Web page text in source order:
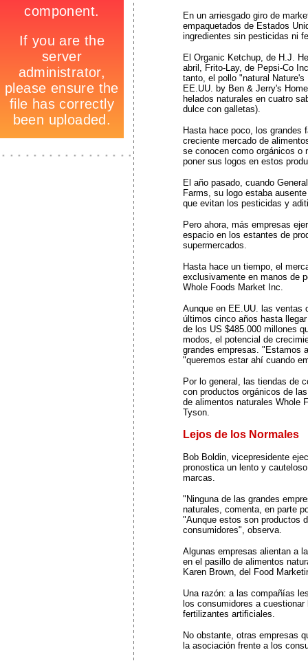
_
En un arriesgado giro de
empaquetados de Estados
ingredientes sin pesticidas ni
El Organic Ketchup, de H.J.
abril, Frito-Lay, de Pepsi-Co
tanto, el pollo "natural
EE.UU. by Ben & Jerry's
helados naturales en cuatro
dulce con galletas).
Hasta hace poco, los grandes
creciente mercado de
se conocen como orgánicos o
poner sus logos en estos
El año pasado, cuando
Farms, su logo estaba
que evitan los pesticidas y
Pero ahora, más empresas
espacio en los estantes de
supermercados.
Hasta hace un tiempo, el
exclusivamente en manos de
Whole Foods Market Inc.
Aunque en EE.UU. las ventas
últimos cinco años hasta
de los US $485.000 millones
modos, el potencial de
grandes empresas. "Estamos
"queremos estar ahí cuando
Por lo general, las tiendas de
con productos orgánicos de
de alimentos naturales Whole
Tyson.
Lejos de los Normales
Bob Boldin, vicepresidente
pronostica un lento y
marcas.
"Ninguna de las grandes
naturales, comenta, en parte
"Aunque estos son productos
consumidores", observa.
Algunas empresas alientan a
en el pasillo de alimentos
Karen Brown, del Food
Una razón: a las compañías
los consumidores a
fertilizantes artificiales.
No obstante, otras empresas
la asociación frente a los